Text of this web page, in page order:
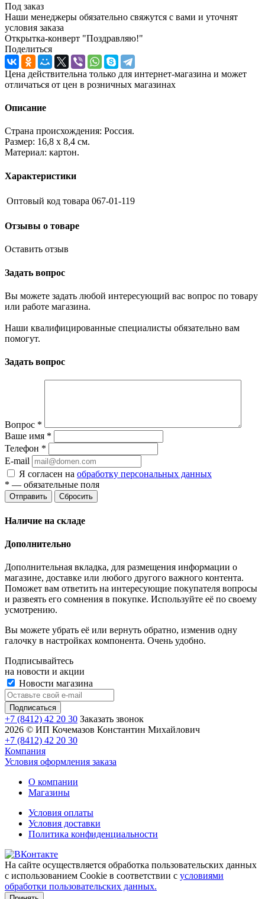
Под заказ
Наши менеджеры обязательно свяжутся с вами и уточнят
условия заказа
Открытка-конверт "Поздравляю!"
Поделиться
Цена действительна только для интернет-магазина и может
отличаться от цен в розничных магазинах
Описание
Страна происхождения: Россия.
Размер: 16,8 х 8,4 см.
Материал: картон.
Характеристики
Оптовый код товара 067-01-119
Отзывы о товаре
Оставить отзыв
Задать вопрос
Вы можете задать любой интересующий вас вопрос по товару
или работе магазина.
Наши квалифицированные специалисты обязательно вам
помогут.
Задать вопрос
Вопрос *
Ваше имя *
Телефон *
E-mail
Я согласен на обработку персональных данных
* — обязательные поля
Отправить Сбросить
Наличие на складе
Дополнительно
Дополнительная вкладка, для размещения информации о
магазине, доставке или любого другого важного контента.
Поможет вам ответить на интересующие покупателя вопросы
и развеять его сомнения в покупке. Используйте её по своему
усмотрению.
Вы можете убрать её или вернуть обратно, изменив одну
галочку в настройках компонента. Очень удобно.
Подписывайтесь
на новости и акции
Новости магазина
+7 (8412) 42 20 30 Заказать звонок
2026 © ИП Кочемазов Константин Михайлович
+7 (8412) 42 20 30
Компания
Условия оформления заказа
О компании
Магазины
Условия оплаты
Условия доставки
Политика конфиденциальности
На сайте осуществляется обработка пользовательских данных
с использованием Cookie в соответствии с условиями
обработки пользовательских данных.